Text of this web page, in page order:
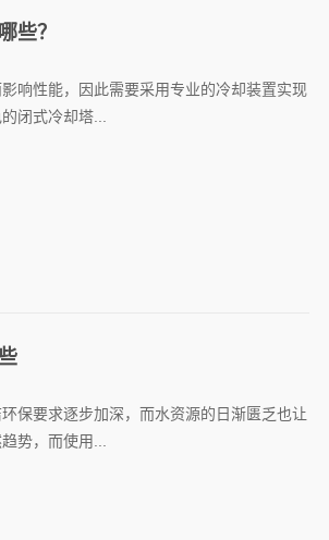
些？
响性能，因此需要采用专业的冷却装置实现
闭式冷却塔...
保要求逐步加深，而水资源的日渐匮乏也让
势，而使用...